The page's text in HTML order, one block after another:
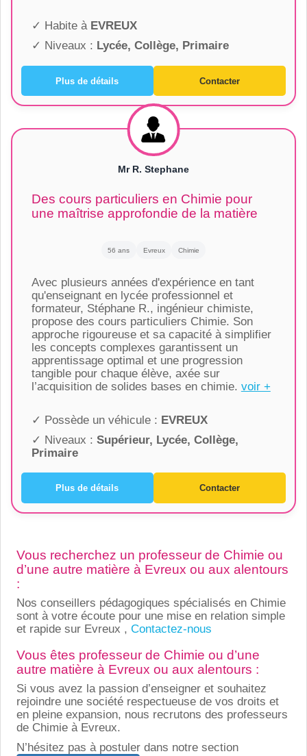
✓ Habite à EVREUX
✓ Niveaux : Lycée, Collège, Primaire
Plus de détails Contacter
Mr R. Stephane
Des cours particuliers en Chimie pour
une maîtrise approfondie de la matière
56 ans Evreux Chimie
Avec plusieurs années d'expérience en tant
qu'enseignant en lycée professionnel et
formateur, Stéphane R., ingénieur chimiste,
propose des cours particuliers Chimie. Son
approche rigoureuse et sa capacité à simplifier
les concepts complexes garantissent un
apprentissage optimal et une progression
tangible pour chaque élève, axée sur
l’acquisition de solides bases en chimie. voir +
✓ Possède un véhicule : EVREUX
✓ Niveaux : Supérieur, Lycée, Collège,
Primaire
Plus de détails Contacter
Vous recherchez un professeur de Chimie ou
d’une autre matière à Evreux ou aux alentours
:
Nos conseillers pédagogiques spécialisés en Chimie
sont à votre écoute pour une mise en relation simple
et rapide sur Evreux , Contactez-nous
Vous êtes professeur de Chimie ou d’une
autre matière à Evreux ou aux alentours :
Si vous avez la passion d’enseigner et souhaitez
rejoindre une société respectueuse de vos droits et
en pleine expansion, nous recrutons des professeurs
de Chimie à Evreux.
N’hésitez pas à postuler dans notre section